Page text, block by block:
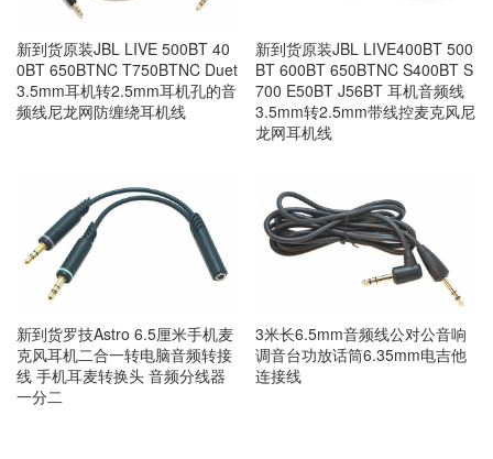
新到货原装JBL LIVE 500BT 40
0BT 650BTNC T750BTNC Duet
3.5mm耳机转2.5mm耳机孔的音
频线尼龙网防缠绕耳机线
新到货原装JBL LIVE400BT 500
BT 600BT 650BTNC S400BT S
700 E50BT J56BT 耳机音频线
3.5mm转2.5mm带线控麦克风尼
龙网耳机线
新到货罗技Astro 6.5厘米手机麦
克风耳机二合一转电脑音频转接
线 手机耳麦转换头 音频分线器
一分二
3米长6.5mm音频线公对公音响
调音台功放话筒6.35mm电吉他
连接线